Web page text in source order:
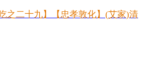
之二十九】【忠孝敦化】 (艾家)清